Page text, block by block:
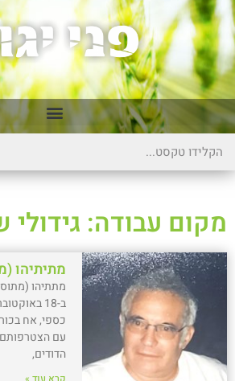
מקום עבודה:
מתיתיהו
מתתיהו
כספי, אח
עם
הדודים,